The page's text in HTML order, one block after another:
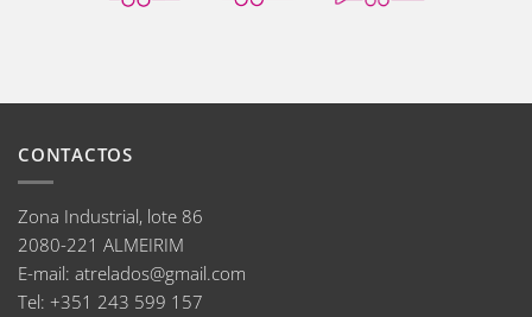
CONTACTOS
Zona Industrial, lote 86
2080-221 ALMEIRIM
E-mail: atrelados@gmail.com
Tel: +351 243 599 157